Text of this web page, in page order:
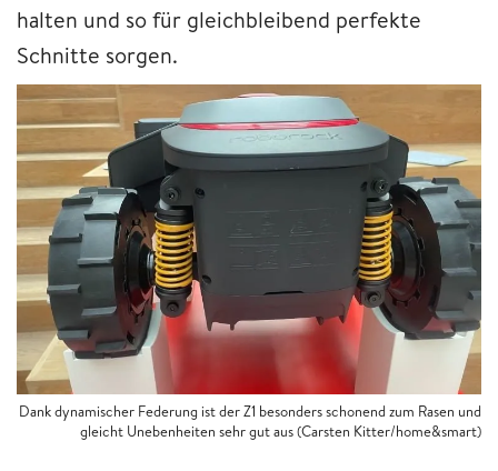
halten und so für gleichbleibend perfekte
Schnitte sorgen.
Dank dynamischer Federung ist der Z1 besonders schonend zum Rasen und
gleicht Unebenheiten sehr gut aus (Carsten Kitter/home&smart)